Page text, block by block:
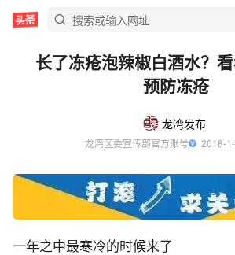
长了冻疮泡辣椒白酒水？
预防冻疮
龙湾发布
龙湾区委宣传部官方账号
2018-
一年之中最寒冷的时候来了